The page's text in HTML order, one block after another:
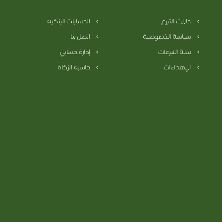
حالات التبرع
الحسابات البنكية
سياسة الخصوصية
اتصل بنا
سلة التبرعات
إدارة حسابي
الإهداءات
حاسبة الزكاة